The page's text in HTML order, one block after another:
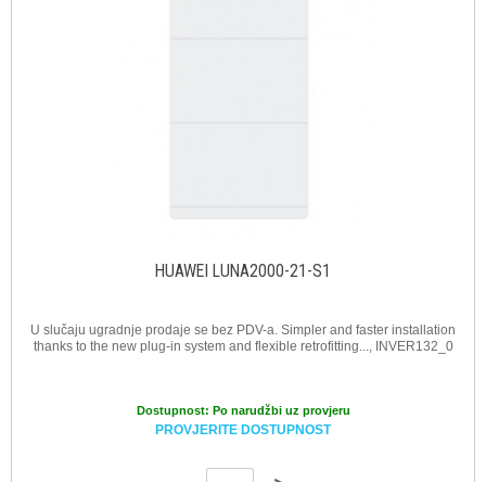
HUAWEI LUNA2000-21-S1
U slučaju ugradnje prodaje se bez PDV-a. Simpler and faster installation
thanks to the new plug-in system and flexible retrofitting..., INVER132_0
Dostupnost: Po narudžbi uz provjeru
PROVJERITE DOSTUPNOST